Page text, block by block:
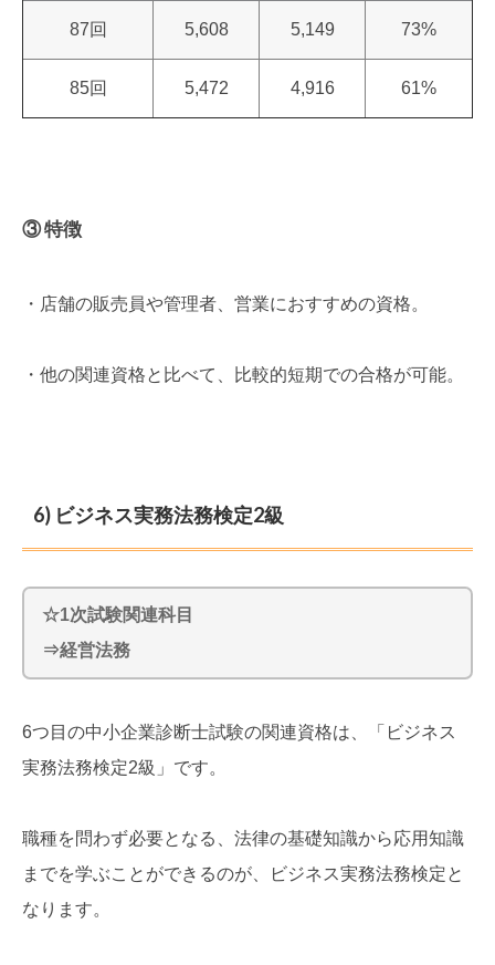
87回 5,608 5,149 73%
85回 5,472 4,916 61%
③ 特徴
・店舗の販売員や管理者、営業におすすめの資格。
・他の関連資格と比べて、比較的短期での合格が可能。
6) ビジネス実務法務検定2級
☆1次試験関連科目
⇒経営法務
6つ目の中小企業診断士試験の関連資格は、「ビジネス
実務法務検定2級」です。
職種を問わず必要となる、法律の基礎知識から応用知識
までを学ぶことができるのが、ビジネス実務法務検定と
なります。